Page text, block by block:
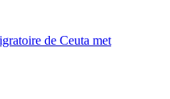
de Ceuta met